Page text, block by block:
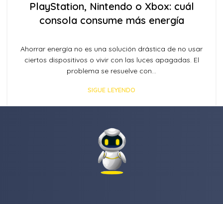
PlayStation, Nintendo o Xbox: cuál
consola consume más energía
Ahorrar energía no es una solución drástica de no usar
ciertos dispositivos o vivir con las luces apagadas. El
problema se resuelve con...
SIGUE LEYENDO